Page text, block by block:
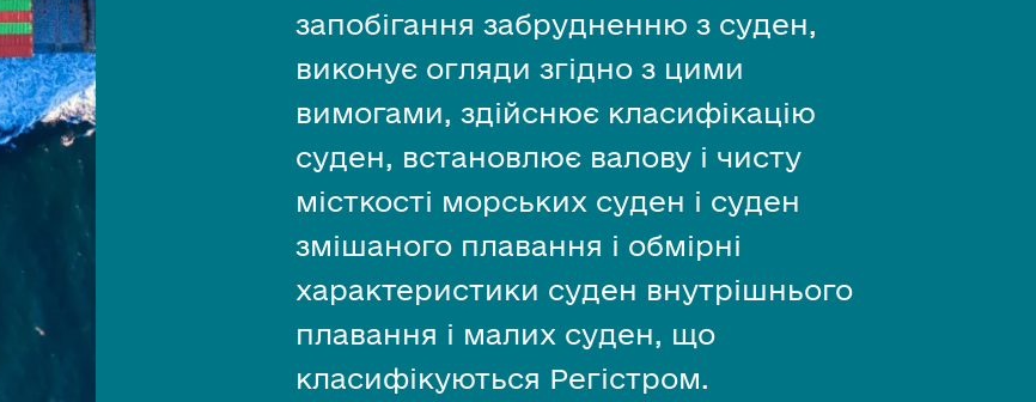
запобігання забрудненню з суден,
виконує огляди згідно з цими
вимогами, здійснює класифікацію
суден, встановлює валову і чисту
місткості морських суден і суден
змішаного плавання і обмірні
характеристики суден внутрішнього
плавання і малих суден, що
класифікуються Регістром.